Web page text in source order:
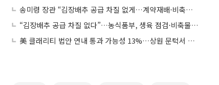
송미령 장관 “김장배추 공급 차질 없게…계약재배·비축물량 총동원”
“김장배추 공급 차질 없다”…농식품부, 생육 점검·비축물량 확보 총력
美 클래리티 법안 연내 통과 가능성 13%…상원 문턱서 제동